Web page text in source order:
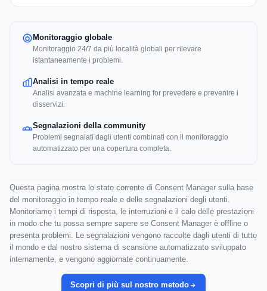
Monitoraggio globale
Monitoraggio 24/7 da più località globali per rilevare
istantaneamente i problemi.
Analisi in tempo reale
Analisi avanzata e machine learning for prevedere e prevenire i
disservizi.
Segnalazioni della community
Problemi segnalati dagli utenti combinati con il monitoraggio
automatizzato per una copertura completa.
Questa pagina mostra lo stato corrente di Consent Manager sulla base
del monitoraggio in tempo reale e delle segnalazioni degli utenti.
Monitoriamo i tempi di risposta, le interruzioni e il calo delle prestazioni
in modo che tu possa sempre sapere se Consent Manager è offline o
presenta problemi. Le segnalazioni vengono raccolte dagli utenti di tutto
il mondo e dal nostro sistema di scansione automatizzato sviluppato
internamente, e vengono aggiornate continuamente.
Scopri di più sul nostro metodo